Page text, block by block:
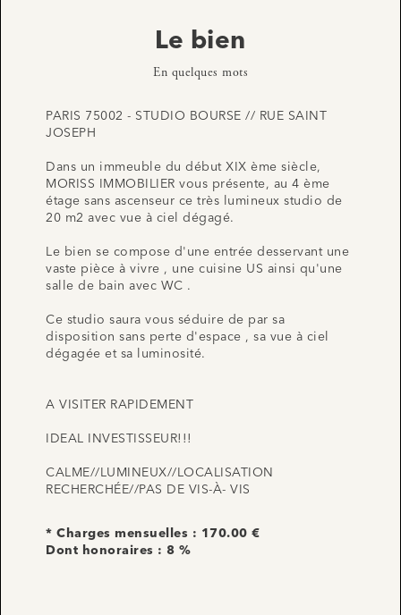
Le bien
En quelques mots
PARIS 75002 - STUDIO BOURSE // RUE SAINT
JOSEPH
Dans un immeuble du début XIX ème siècle,
MORISS IMMOBILIER vous présente, au 4 ème
étage sans ascenseur ce très lumineux studio de
20 m2 avec vue à ciel dégagé.
Le bien se compose d'une entrée desservant une
vaste pièce à vivre , une cuisine US ainsi qu'une
salle de bain avec WC .
Ce studio saura vous séduire de par sa
disposition sans perte d'espace , sa vue à ciel
dégagée et sa luminosité.
A VISITER RAPIDEMENT
IDEAL INVESTISSEUR!!!
CALME//LUMINEUX//LOCALISATION
RECHERCHÉE//PAS DE VIS-À- VIS
* Charges mensuelles : 170.00 €
Dont honoraires : 8 %